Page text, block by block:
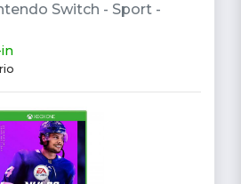
Switch - Sport -